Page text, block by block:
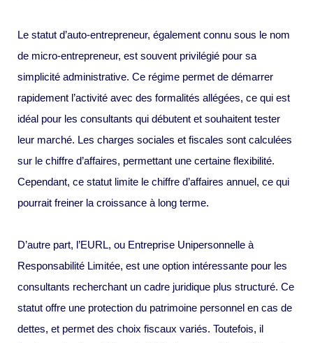
Le statut d’auto-entrepreneur, également connu sous le nom
de micro-entrepreneur, est souvent privilégié pour sa
simplicité administrative. Ce régime permet de démarrer
rapidement l’activité avec des formalités allégées, ce qui est
idéal pour les consultants qui débutent et souhaitent tester
leur marché. Les charges sociales et fiscales sont calculées
sur le chiffre d’affaires, permettant une certaine flexibilité.
Cependant, ce statut limite le chiffre d’affaires annuel, ce qui
pourrait freiner la croissance à long terme.
D’autre part, l’EURL, ou Entreprise Unipersonnelle à
Responsabilité Limitée, est une option intéressante pour les
consultants recherchant un cadre juridique plus structuré. Ce
statut offre une protection du patrimoine personnel en cas de
dettes, et permet des choix fiscaux variés. Toutefois, il